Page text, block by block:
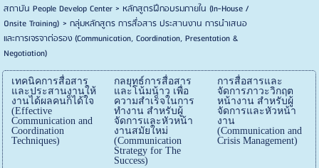
สถาบัน People Develop Center> หลักสูตรฝึกอบรมภายใน (In-House /
Onsite Training) > กลุ่มหลักสูตร การสื่อสาร ประสานงาน การนำเสนอ
และการเจรจาต่อรอง (Communication, Coordination, Presentation &
Negotiation)
เทคนิคการสื่อสาร
และประสานงานให้
งานได้ผลคนก็ได้ใจ
(Effective
Communication and
Coordination
Techniques)
กลยุทธ์การสื่อสาร
และโน้มน้าว เพื่อ
ความสำเร็จในการ
ทำงาน สำหรับผู้
จัดการและหัวหน้า
งานสมัยใหม่
(Communication
Strategy for The
Success)
การสื่อสารและ
จัดการภาวะวิกฤต
หน้างาน สำหรับผู้
จัดการและหัวหน้า
งาน
(Communication and
Crisis Management)